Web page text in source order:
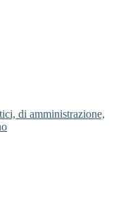
di amministrazione,